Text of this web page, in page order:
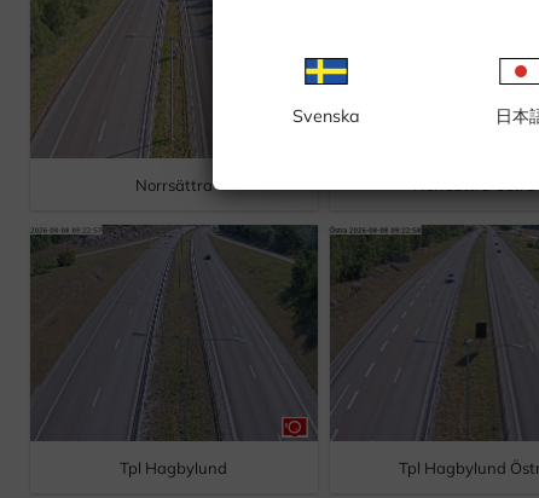
Svenska 日本
Norrsättra
Tpl Hagbylund Tpl Hagbylund